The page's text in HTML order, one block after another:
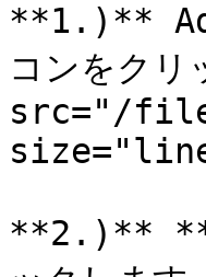
**1.)**
コンをク
src="/
**2.)** **